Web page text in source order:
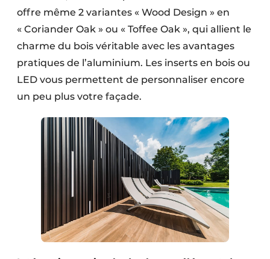
offre même 2 variantes « Wood Design » en
« Coriander Oak » ou « Toffee Oak », qui allient le
charme du bois véritable avec les avantages
pratiques de l’aluminium. Les inserts en bois ou
LED vous permettent de personnaliser encore
un peu plus votre façade.